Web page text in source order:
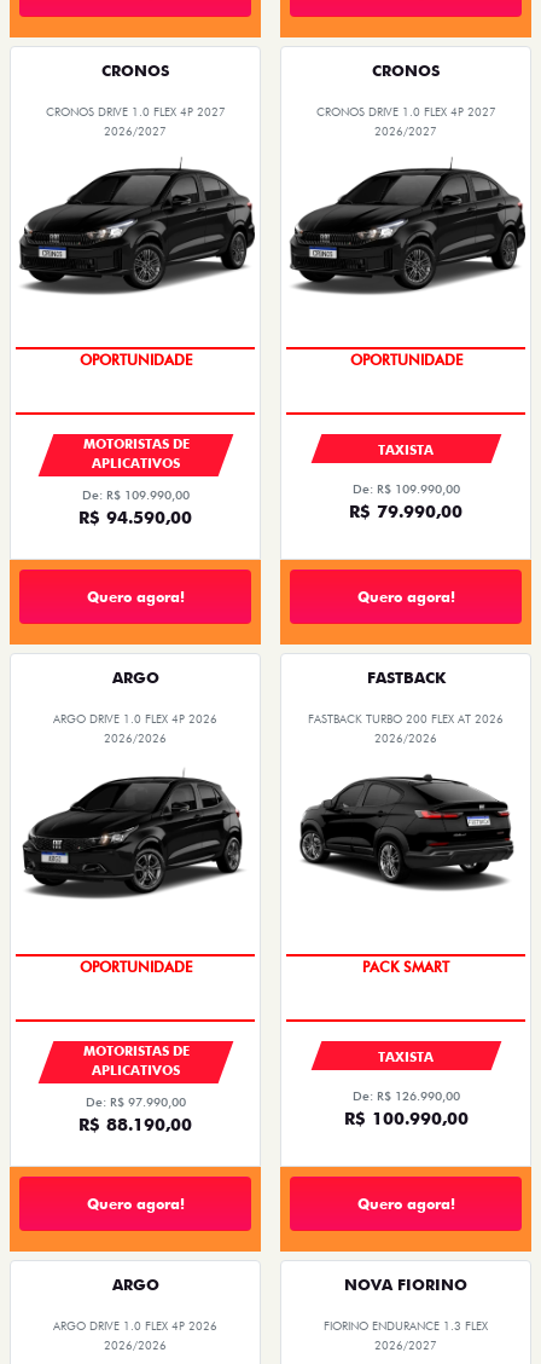
CRONOS
CRONOS DRIVE 1.0 FLEX 4P 2027
2026/2027
OPORTUNIDADE
MOTORISTAS DE
APLICATIVOS
De: R$ 109.990,00
R$ 94.590,00
Quero agora!
CRONOS
CRONOS DRIVE 1.0 FLEX 4P 2027
2026/2027
OPORTUNIDADE
TAXISTA
De: R$ 109.990,00
R$ 79.990,00
Quero agora!
ARGO
ARGO DRIVE 1.0 FLEX 4P 2026
2026/2026
OPORTUNIDADE
MOTORISTAS DE
APLICATIVOS
De: R$ 97.990,00
R$ 88.190,00
Quero agora!
FASTBACK
FASTBACK TURBO 200 FLEX AT 2026
2026/2026
PACK SMART
TAXISTA
De: R$ 126.990,00
R$ 100.990,00
Quero agora!
ARGO
ARGO DRIVE 1.0 FLEX 4P 2026
2026/2026
NOVA FIORINO
FIORINO ENDURANCE 1.3 FLEX
2026/2027